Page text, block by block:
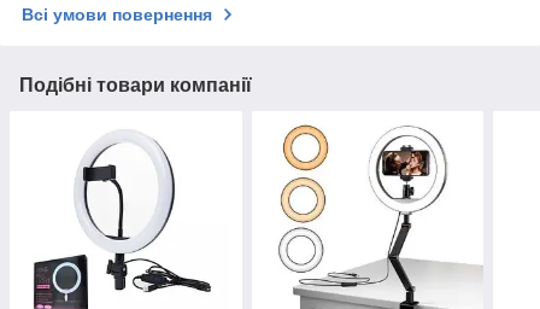
Всі умови повернення
Подібні товари компанії